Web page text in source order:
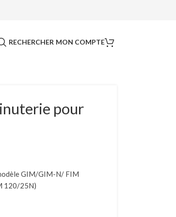
RECHERCHER MON COMPTE
pour
GIM/GIM-N/ FIM
120/25N)